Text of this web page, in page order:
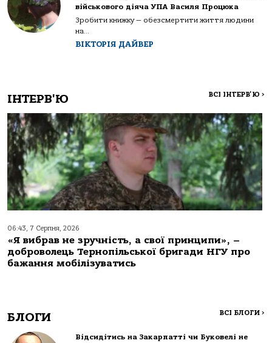
військового діяча УПА Василя Процюка
Зробити книжку — обезсмертити життя людини
на...
ВІКТОРІЯ ДАЙВЕР
ІНТЕРВ'Ю ВСІ ІНТЕРВ'Ю >
06:43, 7 Серпня, 2026
«Я вибрав не зручність, а свої принципи», –
доброволець Тернопільської бригади НГУ про
бажання мобілізуватись
БЛОГИ ВСІ БЛОГИ >
Відсидітись на Закарпатті чи Буковелі не